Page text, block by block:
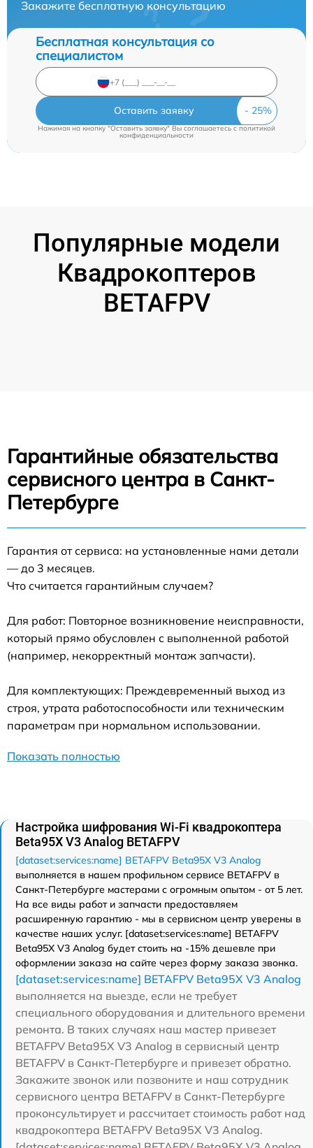
Закажите бесплатную консультацию
Бесплатная консультация со
специалистом
Оставить заявку
Нажимая на кнопку "Оставить заявку" Вы соглашаетесь c политикой
конфиденциальности
Популярные модели
Квадрокоптеров
BETAFPV
Гарантийные обязательства
сервисного центра в Санкт-
Петербурге
Гарантия от сервиса: на установленные нами детали
— до 3 месяцев.
Что считается гарантийным случаем?
Для работ: Повторное возникновение неисправности,
который прямо обусловлен с выполненной работой
(например, некорректный монтаж запчасти).
Для комплектующих: Преждевременный выход из
строя, утрата работоспособности или техническим
параметрам при нормальном использовании.
Показать полностью
Настройка шифрования Wi-Fi квадрокоптера
Beta95X V3 Analog BETAFPV
[dataset:services:name] BETAFPV Beta95X V3 Analog
выполняется в нашем профильном сервисе BETAFPV в
Санкт-Петербурге мастерами с огромным опытом - от 5 лет.
На все виды работ и запчасти предоставляем
расширенную гарантию - мы в сервисном центр уверены в
качестве наших услуг. [dataset:services:name] BETAFPV
Beta95X V3 Analog будет стоить на -15% дешевле при
оформлении заказа на сайте через форму заказа звонка.
[dataset:services:name] BETAFPV Beta95X V3 Analog
выполняется на выезде, если не требует
специального оборудования и длительного времени
ремонта. В таких случаях наш мастер привезет
BETAFPV Beta95X V3 Analog в сервисный центр
BETAFPV в Санкт-Петербурге и привезет обратно.
Закажите звонок или позвоните и наш сотрудник
сервисного центра BETAFPV в Санкт-Петербурге
проконсультирует и рассчитает стоимость работ над
квадрокоптера BETAFPV Beta95X V3 Analog.